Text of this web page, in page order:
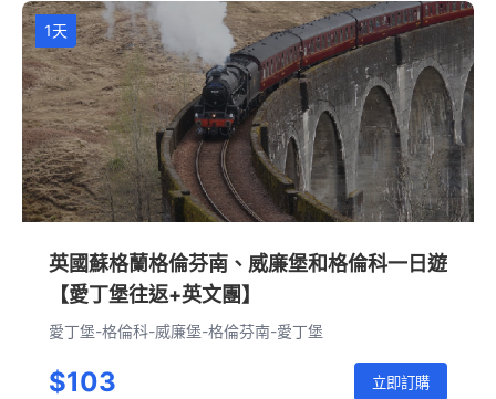
1天
英國蘇格蘭格倫芬南、威廉堡和格倫科一日遊
【愛丁堡往返+英文團】
愛丁堡-格倫科-威廉堡-格倫芬南-愛丁堡
$103 立即訂購